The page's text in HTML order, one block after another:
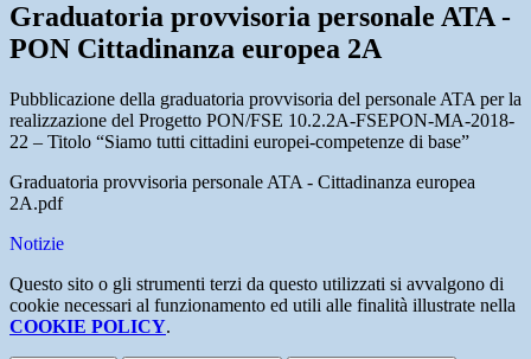
Graduatoria provvisoria personale ATA -
PON Cittadinanza europea 2A
Pubblicazione della graduatoria provvisoria del personale ATA per la
realizzazione del Progetto PON/FSE 10.2.2A-FSEPON-MA-2018-
22 – Titolo “Siamo tutti cittadini europei-competenze di base”
Graduatoria provvisoria personale ATA - Cittadinanza europea
2A.pdf
Notizie
Questo sito o gli strumenti terzi da questo utilizzati si avvalgono di
cookie necessari al funzionamento ed utili alle finalità illustrate nella
COOKIE POLICY.